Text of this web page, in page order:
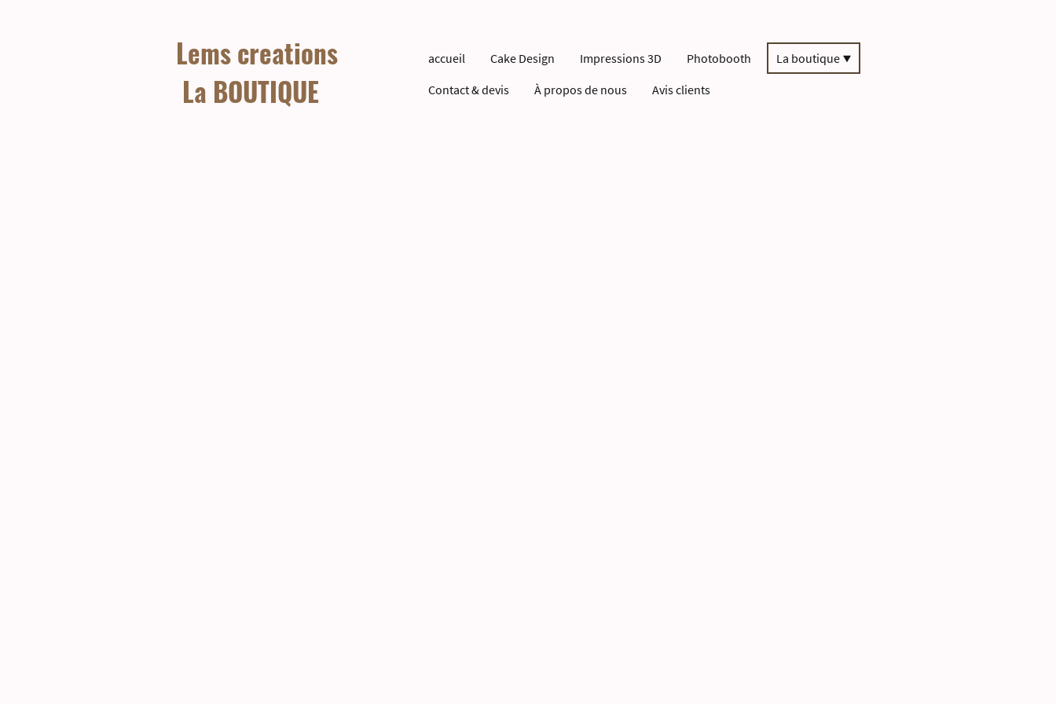
Lems creations
La BOUTIQUE
accueil Cake Design Impressions 3D Photobooth
La boutique
Contact & devis
À propos de nous Avis clients